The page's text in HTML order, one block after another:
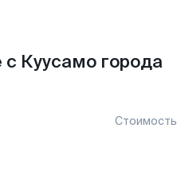
Куусамо города
Стоимость